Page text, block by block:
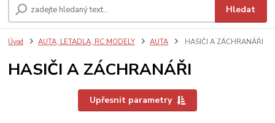
Hledat
Úvod AUTA, LETADLA, RC MODELY AUTA HASIČI A ZÁCHRANÁŘI
HASIČI A ZÁCHRANÁŘI
Upřesnit parametry